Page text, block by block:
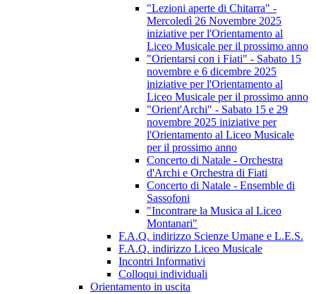
"Lezioni aperte di Chitarra" -
Mercoledì 26 Novembre 2025
iniziative per l'Orientamento al
Liceo Musicale per il prossimo anno
"Orientarsi con i Fiati" - Sabato 15
novembre e 6 dicembre 2025
iniziative per l'Orientamento al
Liceo Musicale per il prossimo anno
"Orient'Archi" - Sabato 15 e 29
novembre 2025 iniziative per
l'Orientamento al Liceo Musicale
per il prossimo anno
Concerto di Natale - Orchestra
d'Archi e Orchestra di Fiati
Concerto di Natale - Ensemble di
Sassofoni
"Incontrare la Musica al Liceo
Montanari"
F.A.Q. indirizzo Scienze Umane e L.E.S.
F.A.Q. indirizzo Liceo Musicale
Incontri Informativi
Colloqui individuali
Orientamento in uscita